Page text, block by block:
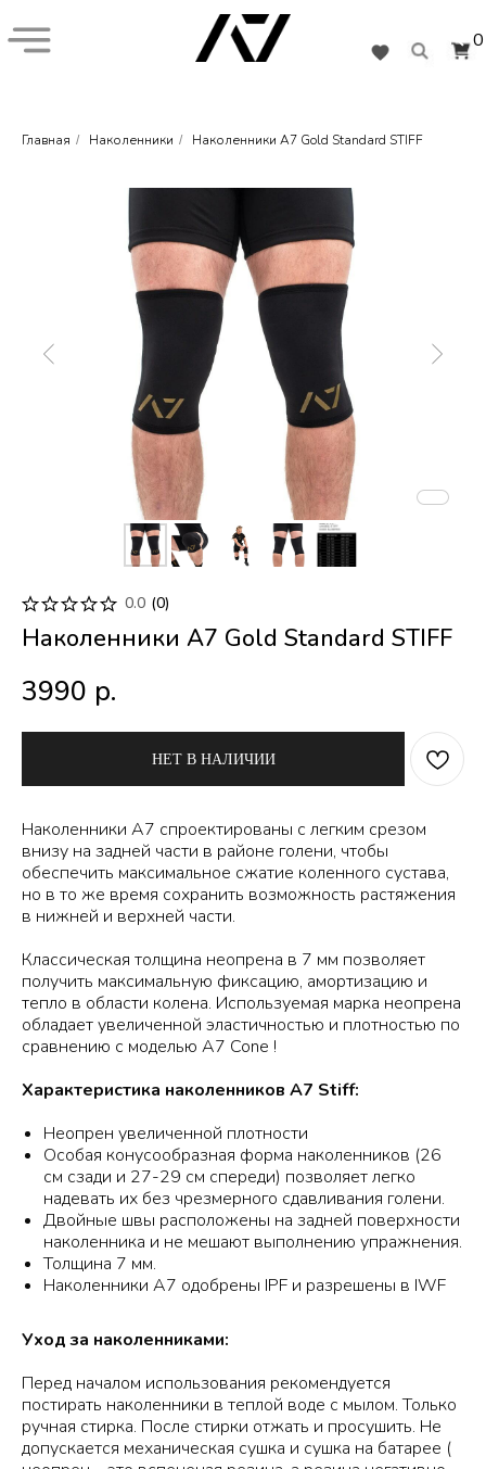
Кистевые бинты
Подарочная карта
0
Коллекции
Главная / Наколенники / Наколенники A7 Gold Standard STIFF
0.0 (0)
Наколенники A7 Gold Standard STIFF
3990 р.
НЕТ В НАЛИЧИИ
Наколенники A7 спроектированы с легким срезом
внизу на задней части в районе голени, чтобы
обеспечить максимальное сжатие коленного сустава,
но в то же время сохранить возможность растяжения
в нижней и верхней части.
Классическая толщина неопрена в 7 мм позволяет
получить максимальную фиксацию, амортизацию и
тепло в области колена. Используемая марка неопрена
обладает увеличенной эластичностью и плотностью по
сравнению с моделью A7 Cone !
Характеристика наколенников A7 Stiff:
Неопрен увеличенной плотности
Особая конусообразная форма наколенников (26
см сзади и 27-29 см спереди) позволяет легко
надевать их без чрезмерного сдавливания голени.
Двойные швы расположены на задней поверхности
наколенника и не мешают выполнению упражнения.
Толщина 7 мм.
Наколенники A7 одобрены IPF и разрешены в IWF
Уход за наколенниками:
Перед началом использования рекомендуется
постирать наколенники в теплой воде с мылом. Только
ручная стирка. После стирки отжать и просушить. Не
допускается механическая сушка и сушка на батарее (